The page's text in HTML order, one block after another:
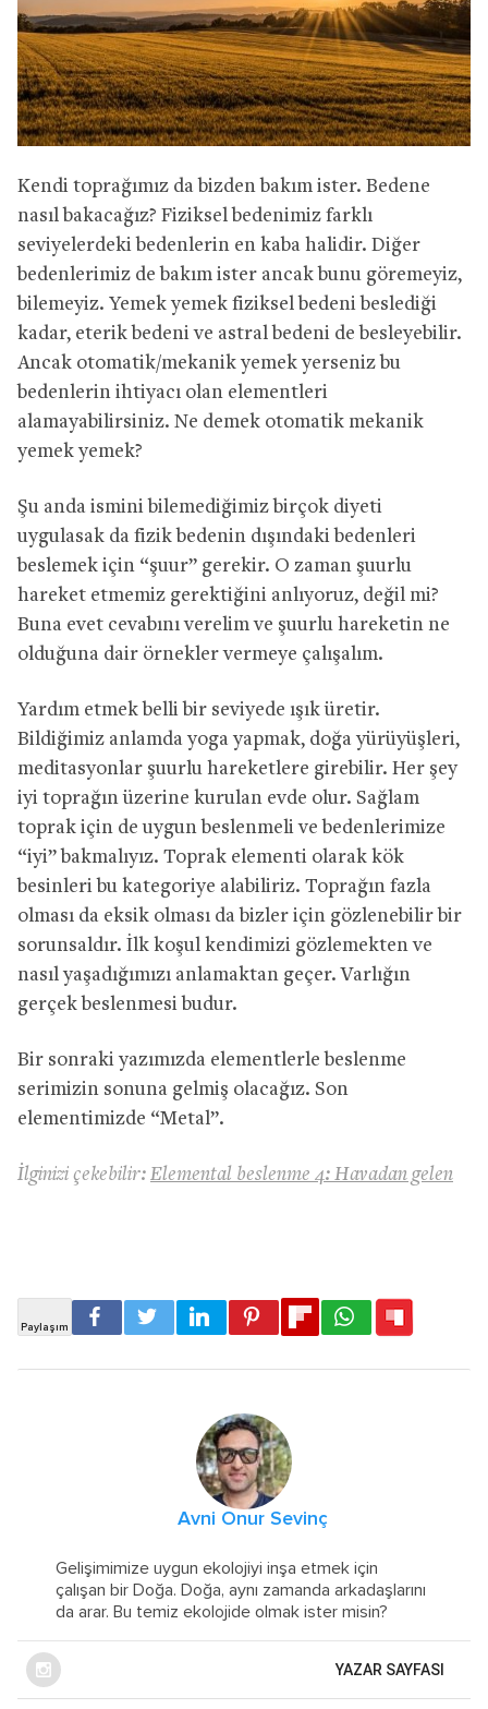
Kendi toprağımız da bizden bakım ister. Bedene
nasıl bakacağız? Fiziksel bedenimiz farklı
seviyelerdeki bedenlerin en kaba halidir. Diğer
bedenlerimiz de bakım ister ancak bunu göremeyiz,
bilemeyiz. Yemek yemek fiziksel bedeni beslediği
kadar, eterik bedeni ve astral bedeni de besleyebilir.
Ancak otomatik/mekanik yemek yerseniz bu
bedenlerin ihtiyacı olan elementleri
alamayabilirsiniz. Ne demek otomatik mekanik
yemek yemek?
Şu anda ismini bilemediğimiz birçok diyeti
uygulasak da fizik bedenin dışındaki bedenleri
beslemek için “şuur” gerekir. O zaman şuurlu
hareket etmemiz gerektiğini anlıyoruz, değil mi?
Buna evet cevabını verelim ve şuurlu hareketin ne
olduğuna dair örnekler vermeye çalışalım.
Yardım etmek belli bir seviyede ışık üretir.
Bildiğimiz anlamda yoga yapmak, doğa yürüyüşleri,
meditasyonlar şuurlu hareketlere girebilir. Her şey
iyi toprağın üzerine kurulan evde olur. Sağlam
toprak için de uygun beslenmeli ve bedenlerimize
“iyi” bakmalıyız. Toprak elementi olarak kök
besinleri bu kategoriye alabiliriz. Toprağın fazla
olması da eksik olması da bizler için gözlenebilir bir
sorunsaldır. İlk koşul kendimizi gözlemekten ve
nasıl yaşadığımızı anlamaktan geçer. Varlığın
gerçek beslenmesi budur.
Bir sonraki yazımızda elementlerle beslenme
serimizin sonuna gelmiş olacağız. Son
elementimizde “Metal”.
İlginizi çekebilir: Elemental beslenme 4: Havadan gelen
Avni Onur Sevinç
Gelişimimize uygun ekolojiyi inşa etmek için
çalışan bir Doğa. Doğa, aynı zamanda arkadaşlarını
da arar. Bu temiz ekolojide olmak ister misin?
YAZAR SAYFASI